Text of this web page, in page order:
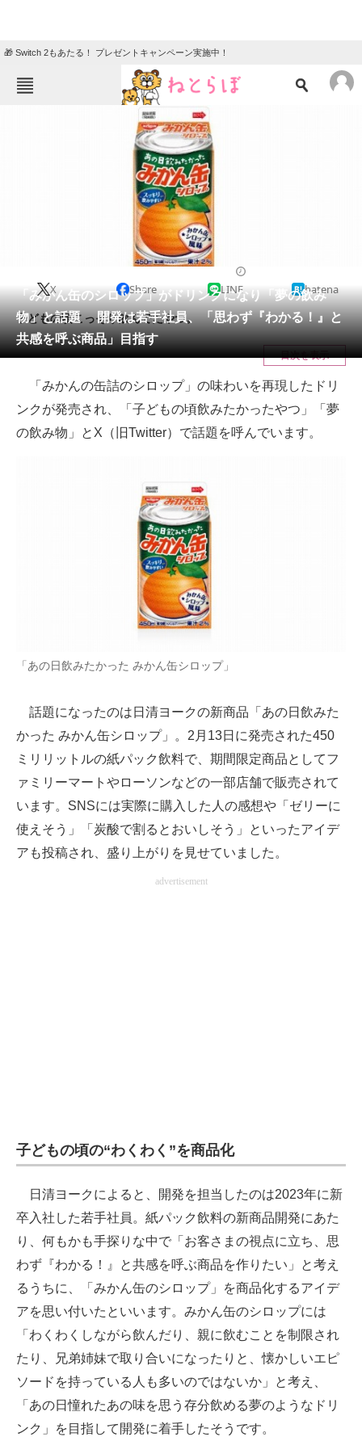
🎁 Switch 2もあたる！ プレゼントキャンペーン実施中！
ニュース
クイズ
地域
教育・育児
リサーチ
会員記事
メディア
注目記事を集めた総合ページ
ITの今と未来を見通す
スマホと通信の最新トレンド
好きが集まる 比べて選べる
ビジネスと働き方のヒント
企業ITのトレンドを詳説
マーケ×ITの今がよく分かる
ITエンジニア向け専門サイト
企業向けIT製品の総合サイト
IT製品の技術・比較・事例
製造業のIT導入・活用を支援
モノづくり技術者専門サイト
エレクトロニクス専門サイト
「みかん缶のシロップ」がドリンクになり「夢の飲み
物」と話題 開発は若手社員、「思わず『わかる！』と
共感を呼ぶ商品」目指す
X Share LINE hatena
子どもの頃こっそり飲んでたやつ。
目次を表示
「みかんの缶詰のシロップ」の味わいを再現したドリ
ンクが発売され、「子どもの頃飲みたかったやつ」「夢
の飲み物」とX（旧Twitter）で話題を呼んでいます。
「あの日飲みたかった みかん缶シロップ」
話題になったのは日清ヨークの新商品「あの日飲みた
かった みかん缶シロップ」。2月13日に発売された450
ミリリットルの紙パック飲料で、期間限定商品としてフ
ァミリーマートやローソンなどの一部店舗で販売されて
います。SNSには実際に購入した人の感想や「ゼリーに
使えそう」「炭酸で割るとおいしそう」といったアイデ
アも投稿され、盛り上がりを見せていました。
advertisement
子どもの頃の“わくわく”を商品化
日清ヨークによると、開発を担当したのは2023年に新
卒入社した若手社員。紙パック飲料の新商品開発にあた
り、何もかも手探りな中で「お客さまの視点に立ち、思
わず『わかる！』と共感を呼ぶ商品を作りたい」と考え
るうちに、「みかん缶のシロップ」を商品化するアイデ
アを思い付いたといいます。みかん缶のシロップには
「わくわくしながら飲んだり、親に飲むことを制限され
たり、兄弟姉妹で取り合いになったりと、懐かしいエピ
ソードを持っている人も多いのではないか」と考え、
「あの日憧れたあの味を思う存分飲める夢のようなドリ
ンク」を目指して開発に着手したそうです。